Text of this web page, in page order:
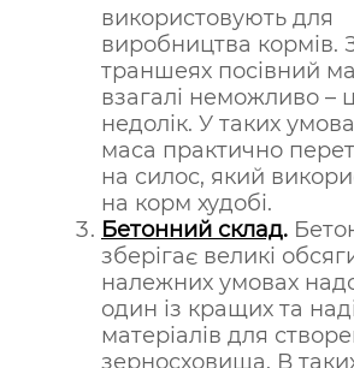
використовують для
виробництва кормів.
траншеях посівний
взагалі неможливо –
недолік. У таких
маса практично
на силос, який
на корм худобі.
Бетонний склад.
зберігає великі
належних умовах
один із кращих та
матеріалів для
зерносховища. В